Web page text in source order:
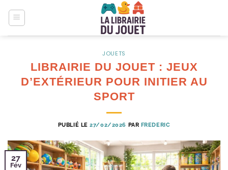
JOUETS
LIBRAIRIE DU JOUET : JEUX
D’EXTÉRIEUR POUR INITIER AU
SPORT
PUBLIÉ LE27/02/2026 PAR FREDERIC
27
Fév